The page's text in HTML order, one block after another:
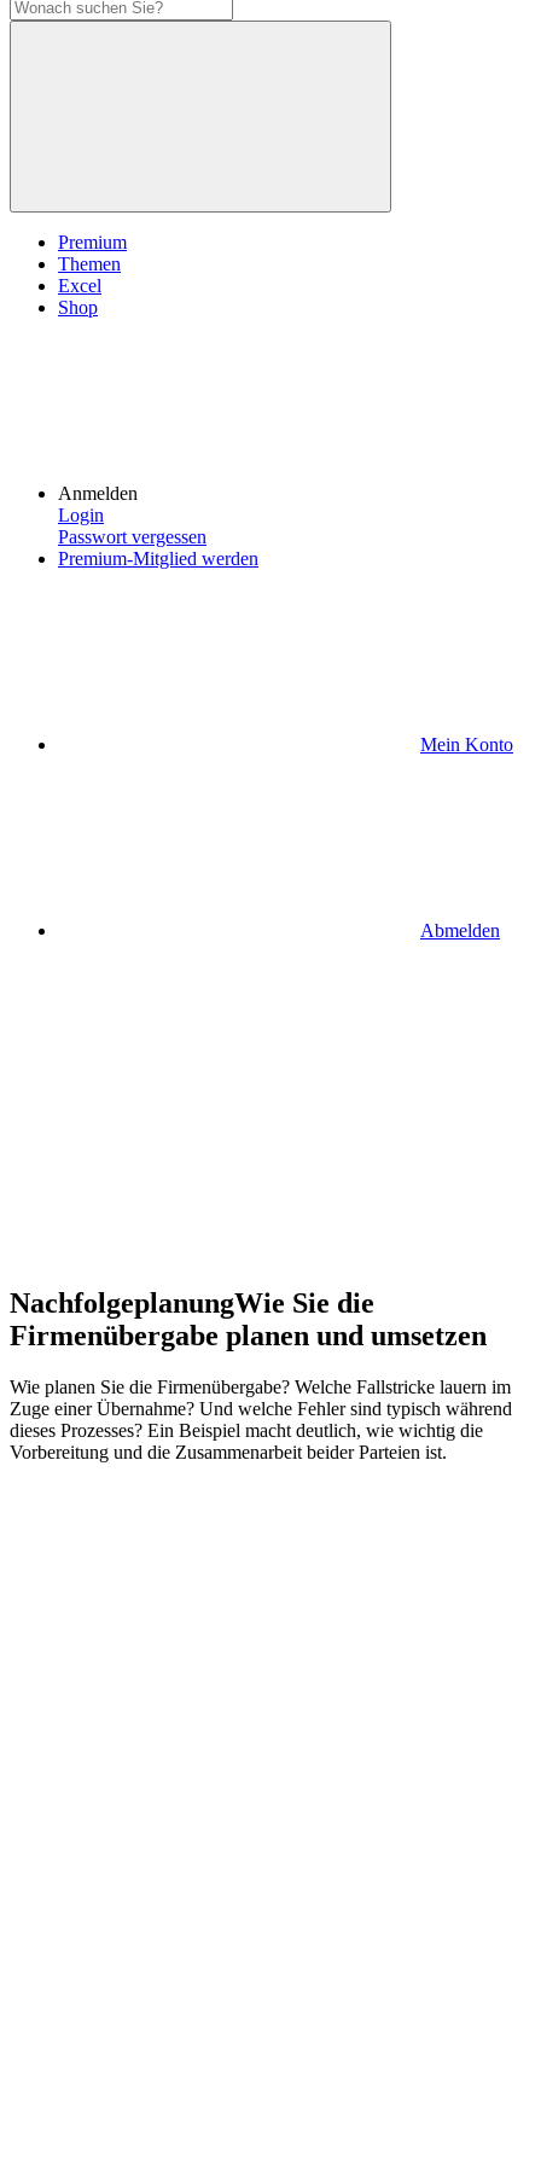
Premium
Themen
Excel
Shop
Anmelden
Login
Passwort vergessen
Premium-Mitglied werden
Mein Konto
Abmelden
NachfolgeplanungWie Sie die
Firmenübergabe planen und umsetzen
Wie planen Sie die Firmenübergabe? Welche Fallstricke lauern im
Zuge einer Übernahme? Und welche Fehler sind typisch während
dieses Prozesses? Ein Beispiel macht deutlich, wie wichtig die
Vorbereitung und die Zusammenarbeit beider Parteien ist.